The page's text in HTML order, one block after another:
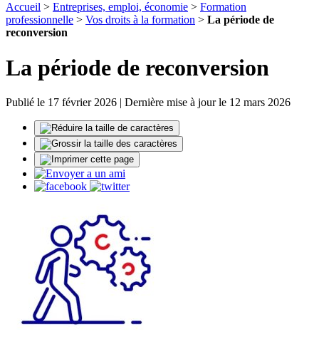
Accueil > Entreprises, emploi, économie > Formation
professionnelle > Vos droits à la formation > La période de
reconversion
La période de reconversion
Publié le 17 février 2026 | Dernière mise à jour le 12 mars 2026